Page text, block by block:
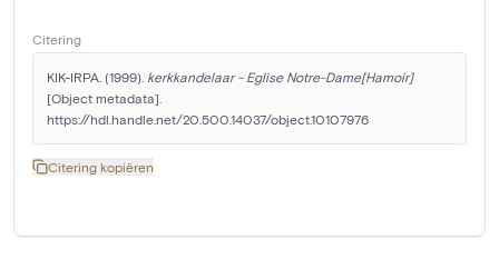
Citering
KIK-IRPA. (1999). kerkkandelaar - Eglise Notre-Dame[Hamoir]
[Object metadata].
https://hdl.handle.net/20.500.14037/object.10107976
Citering kopiëren